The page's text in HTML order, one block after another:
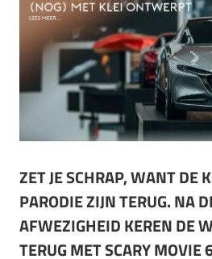
ZET JE SCHRAP, WANT DE
PARODIE ZIJN TERUG. NA
AFWEZIGHEID KEREN DE
TERUG MET SCARY MOVIE